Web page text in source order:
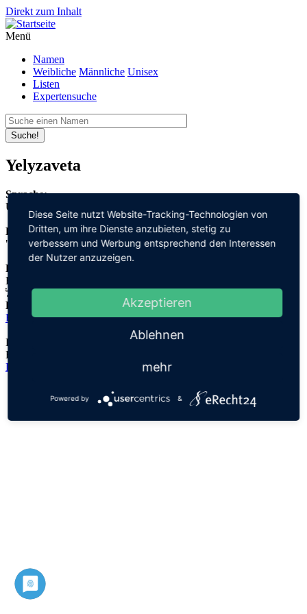
Direkt zum Inhalt
Menü
Namen
Weibliche Männliche Unisex
Listen
Expertensuche
Suche!
Yelyzaveta
Sprache:
Ukrainisch
Bedeutung:
"Gott" + "schwören"
Herleitung:
Hebräisch,
Herkunftsname:
Elisheva
Der Namensursprung ist unklar, es handelt sich lediglich um eine
Hypothese!
Datenschutz
Diese Seite nutzt Website-Tracking-Technologien von
Dritten, um ihre Dienste anzubieten, stetig zu
verbessern und Werbung entsprechend den Interessen
der Nutzer anzuzeigen.
Akzeptieren
Ablehnen
mehr
Powered by &